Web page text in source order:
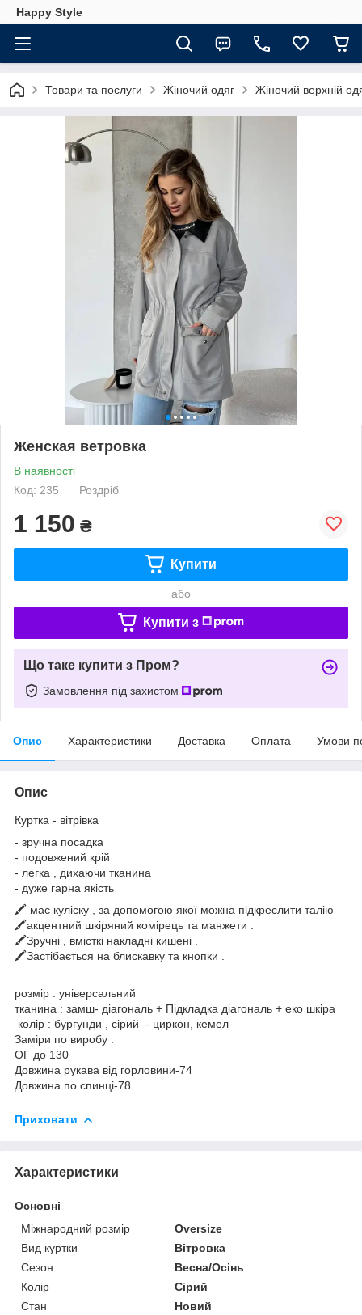
Happy Style
Товари та послуги Жіночий одяг Жіночий верхній
Женская ветровка
В наявності
Код: 235
Роздріб
1 150 ₴
Купити
або
Купити з
Що таке купити з Пром?
Замовлення під захистом
Опис Характеристики Доставка Оплата Умови
Опис
Куртка - вітрівка
- зручна посадка
- подовжений крій
- легка , дихаючи тканина
- дуже гарна якість
🖍️ має куліску , за допомогою якої можна підкреслити талію
🖍️акцентний шкіряний комірець та манжети .
🖍️Зручні , вмісткі накладні кишені .
🖍️Застібається на блискавку та кнопки .
розмір : універсальний
тканина : замш- діагональ + Підкладка діагональ + еко шкіра
колір : бургунди , сірий - циркон, кемел
Заміри по виробу :
ОГ до 130
Довжина рукава від горловини-74
Довжина по спинці-78
Приховати
Характеристики
Основні
Міжнародний розмір
Oversize
Вид куртки
Вітровка
Сезон
Весна/Осінь
Колір
Сірий
Стан
Новий